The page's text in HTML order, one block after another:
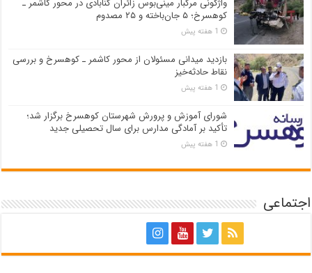
کوهسرخ؛ ۵ جان‌باخته و ۲۵ مصدوم
1 هفته پیش
بازدید میدانی مسئولان از محور کاشمر ـ کوهسرخ و بررسی
نقاط حادثه‌خیز
1 هفته پیش
شورای آموزش و پرورش شهرستان کوهسرخ برگزار شد؛
تأکید بر آمادگی مدارس برای سال تحصیلی جدید
1 هفته پیش
اجتماعی